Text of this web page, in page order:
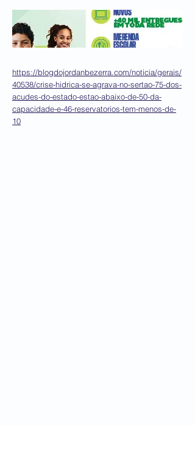
https://blogdojordanbezerra.com/noticia/gerais/
40538/crise-hidrica-se-agrava-no-sertao-75-dos-
acudes-do-estado-estao-abaixo-de-50-da-
capacidade-e-46-reservatorios-tem-menos-de-
10